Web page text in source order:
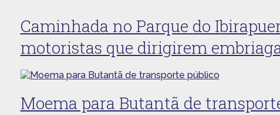
Caminhada no Parque do
motoristas que dirigirem
Moema para Butantã de